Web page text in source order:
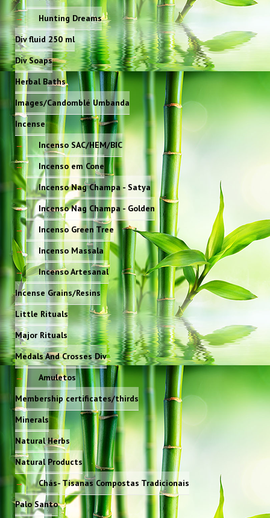
Hunting Dreams
Div fluid 250 ml
Div Soaps
Herbal Baths
Images/Candomblé Umbanda
Incense
Incenso SAC/HEM/BIC
Incenso em Cone
Incenso Nag Champa - Satya
Incenso Nag Champa - Golden
Incenso Green Tree
Incenso Massala
Incenso Artesanal
Incense Grains/Resins
Little Rituals
Major Rituals
Medals And Crosses Div
Amuletos
Membership certificates/thirds
Minerals
Natural Herbs
Natural Products
Chás- Tisanas Compostas Tradicionais
Palo Santo